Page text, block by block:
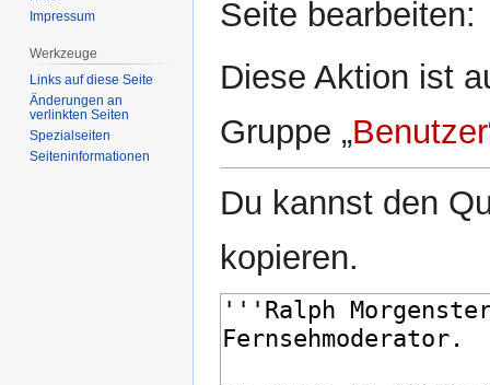
Seite bearbeiten:
Diese Aktion ist
Gruppe „Benutzer
Du kannst den
kopieren.
Impressum
Werkzeuge
Links auf diese Seite
Änderungen an
verlinkten Seiten
Spezialseiten
Seiten­­informationen